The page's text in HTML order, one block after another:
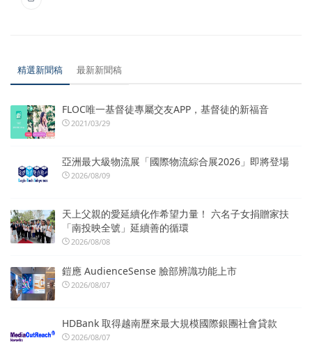
精選新聞稿 最新新聞稿
FLOC唯一基督徒專屬交友APP，基督徒的新福音
2021/03/29
亞洲最大級物流展「國際物流綜合展2026」即將登場
2026/08/09
天上父親的愛延續化作希望力量！ 六名子女捐贈家扶
「南投映全號」延續善的循環
2026/08/08
鎧應 AudienceSense 臉部辨識功能上市
2026/08/07
HDBank 取得越南歷來最大規模國際銀團社會貸款
2026/08/07